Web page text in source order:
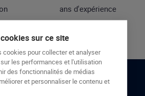
ans d'expérience
EN CONTACT
sur ce site
cookies pour collecter et analyser
les performances et l'utilisation
des fonctionnalités de médias
et personnaliser le contenu et